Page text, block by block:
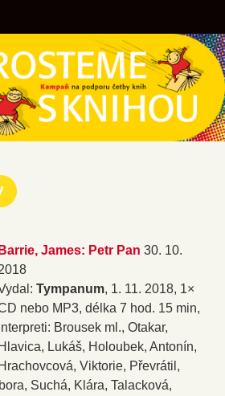
knih
Barrie, James: Petr Pan 30. 10.
Tympanum, 1. 11. 2018, 1×
nebo MP3, délka 7 hod. 15 min,
Brousek ml., Otakar,
Hlavica, Lukáš, Holoubek, Antonín,
Hrachovcová, Viktorie, Převrátil,
Suchá, Klára, Talacková,